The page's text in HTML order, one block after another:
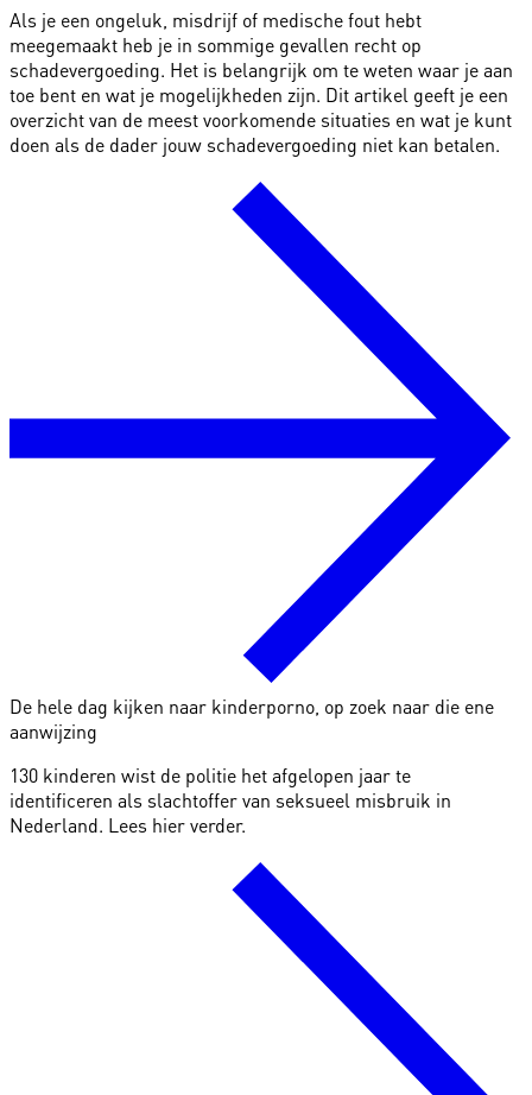
Als je een ongeluk, misdrijf of medische fout hebt
meegemaakt heb je in sommige gevallen recht op
schadevergoeding. Het is belangrijk om te weten waar je aan
toe bent en wat je mogelijkheden zijn. Dit artikel geeft je een
overzicht van de meest voorkomende situaties en wat je kunt
doen als de dader jouw schadevergoeding niet kan betalen.
De hele dag kijken naar kinderporno, op zoek naar die ene
aanwijzing
130 kinderen wist de politie het afgelopen jaar te
identificeren als slachtoffer van seksueel misbruik in
Nederland. Lees hier verder.